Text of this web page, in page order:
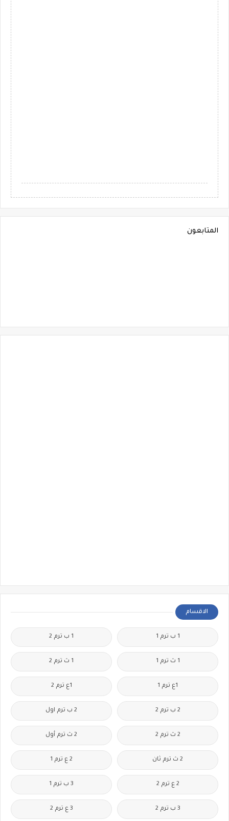
المتابعون
الاقسام
1 ب ترم 1 1 ب ترم 2
1 ث ترم 1 1 ث ترم 2
1ع ترم 1 1ع ترم 2
2 ب ترم 2 2 ب ترم اول
2 ث ترم 2 2 ث ترم أول
2 ث ترم ثان 2 ع ترم 1
2 ع ترم 2 3 ب ترم 1
3 ب ترم 2 3 ع ترم 2